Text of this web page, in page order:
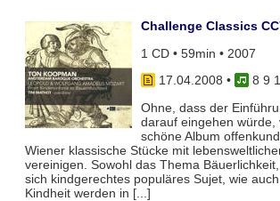
Challenge Classics
1 CD • 59min • 2007
17.04.2008 •
8 9
Ohne, dass der
darauf eingehen würde,
schöne Album
Wiener klassische Stücke mit
vereinigen. Sowohl das Thema
sich kindgerechtes populäres Sujet, wie
Kindheit werden in [...]